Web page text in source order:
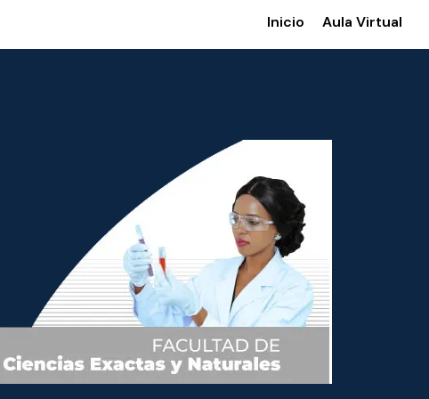
Inicio Aula Virtual